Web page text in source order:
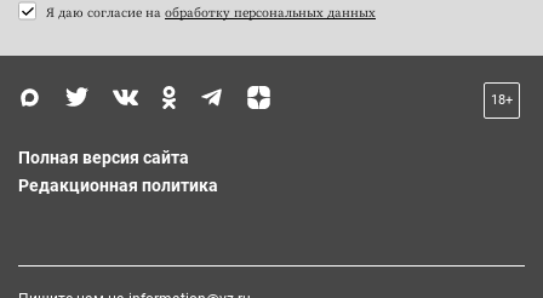
Я даю согласие на обработку персональных данных
18+
Полная версия сайта
Редакционная политика